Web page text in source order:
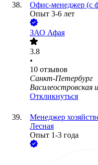
Офис-менеджер (с
Опыт 3-6 лет
ЗАО Афая
3.8
•
10 отзывов
Санкт-Петербург
Василеостровская
Откликнуться
Менеджер
Лесная
Опыт 1-3 года